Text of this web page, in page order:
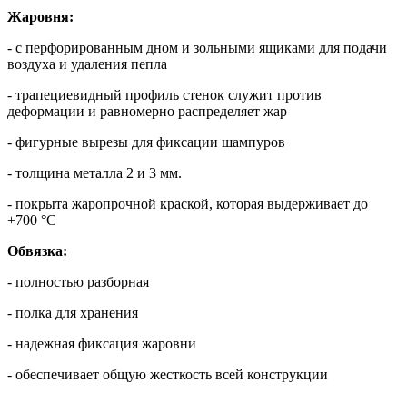
Жаровня:
- с перфорированным дном и зольными ящиками для подачи
воздуха и удаления пепла
- трапециевидный профиль стенок служит против
деформации и равномерно распределяет жар
- фигурные вырезы для фиксации шампуров
- толщина металла 2 и 3 мм.
- покрыта жаропрочной краской, которая выдерживает до
+700 °C
Обвязка:
- полностью разборная
- полка для хранения
- надежная фиксация жаровни
- обеспечивает общую жесткость всей конструкции